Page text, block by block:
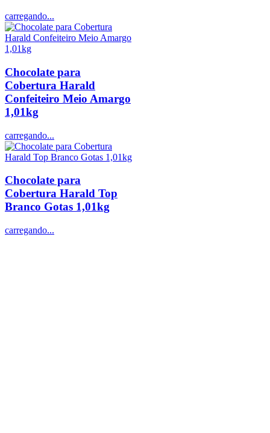
carregando...
Chocolate para
Cobertura Harald
Confeiteiro Meio Amargo
1,01kg
carregando...
Chocolate para
Cobertura Harald Top
Branco Gotas 1,01kg
carregando...